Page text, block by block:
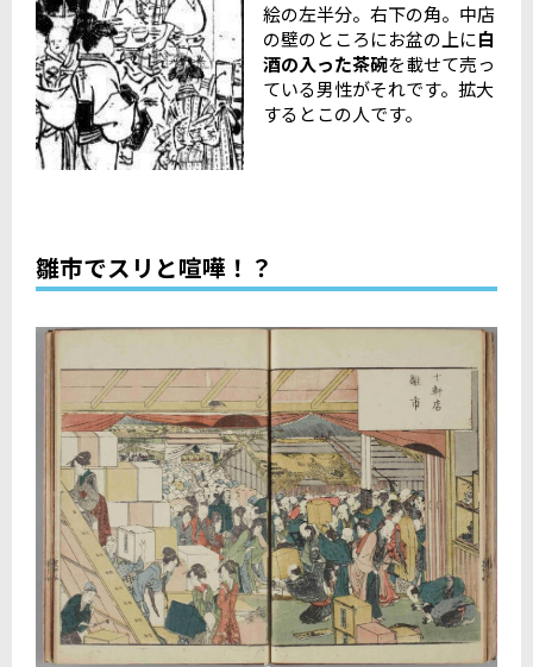
絵の左半分。右下の角。中店
の壁のところにお盆の上に白
酒の入った茶碗を載せて売っ
ている男性がそれです。拡大
するとこの人です。
雛市でスリと喧嘩！？